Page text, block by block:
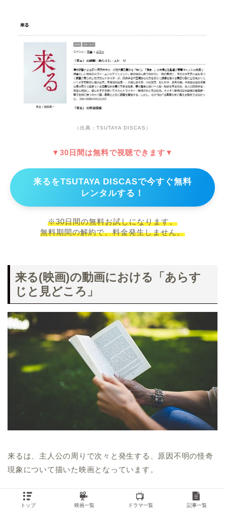
（出典：TSUTAYA DISCAS）
▼30日間は無料で視聴できます▼
来るをTSUTAYA DISCASで今すぐ無料
レンタルする！
※30日間の無料お試しになります。
無料期間の解約で、料金発生しません。
来る(映画)の動画における「あらす
じと見どころ」
来るは、主人公の周りで次々と発生する、原因不明の怪奇
現象について描いた映画となっています。
主人公は、結婚したばかりで、妻と一緒に幸せな新婚生活
トップ 映画一覧 ドラマ一覧 記事一覧